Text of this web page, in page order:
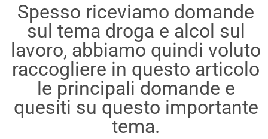
Spesso riceviamo domande
sul tema droga e alcol sul
lavoro, abbiamo quindi voluto
raccogliere in questo articolo
le principali domande e
quesiti su questo importante
tema.